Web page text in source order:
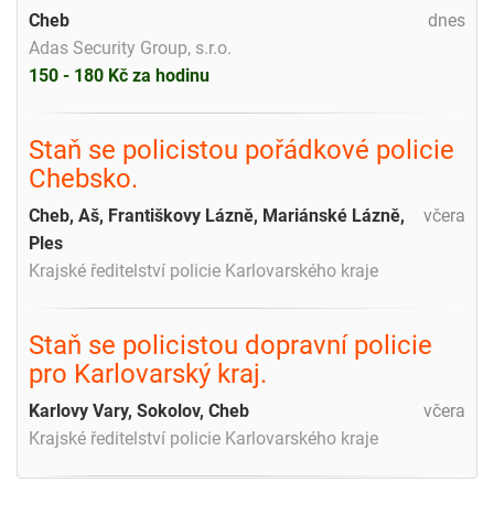
dnes
Cheb
Adas Security Group, s.r.o.
150 - 180 Kč za hodinu
Staň se policistou pořádkové policie
Chebsko.
včera
Cheb, Aš, Františkovy Lázně, Mariánské Lázně,
Ples
Krajské ředitelství policie Karlovarského kraje
Staň se policistou dopravní policie
pro Karlovarský kraj.
včera
Karlovy Vary, Sokolov, Cheb
Krajské ředitelství policie Karlovarského kraje